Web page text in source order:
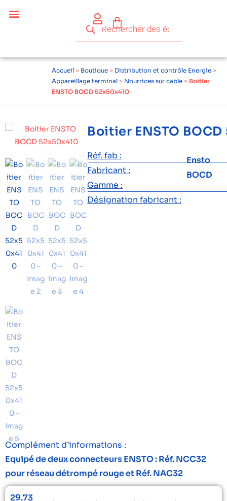
Accueil > Boutique > Distribution et contrôle Energie >
Appareillage terminal > Nourrices sur cable > Boitier
ENSTO BOCD 52x50x410
Boitier ENSTO
Réf. fab :
Fabricant :
Ensto
Gamme :
BOCD
Désignation fabricant :
Complément d’informations :
Equipé de deux connecteurs ENSTO : Réf. NCC32
pour réseau détrompé rouge et Réf. NAC32
29.73